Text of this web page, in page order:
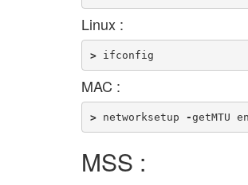
Linux :
> ifconfig
MAC :
> networksetup -getMTU
MSS :